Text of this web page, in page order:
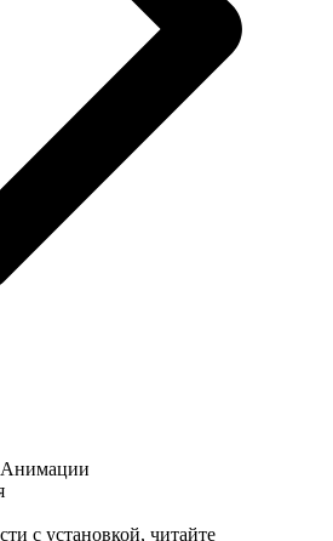
Анимации
с установкой, читайте